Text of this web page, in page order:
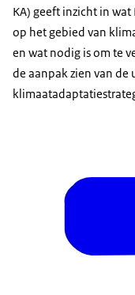
KA) geeft inzicht in
op het gebied van
en wat nodig is om te
de aanpak zien van de